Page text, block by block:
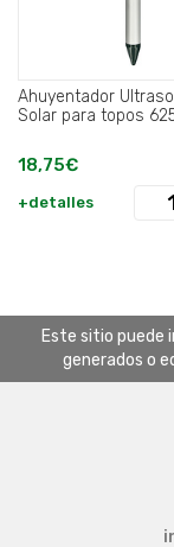
Ahuyentador
Solar para topos
18,75€
+detalles
Este sitio puede
generados o